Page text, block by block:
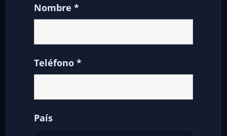
Nombre *
Teléfono *
País